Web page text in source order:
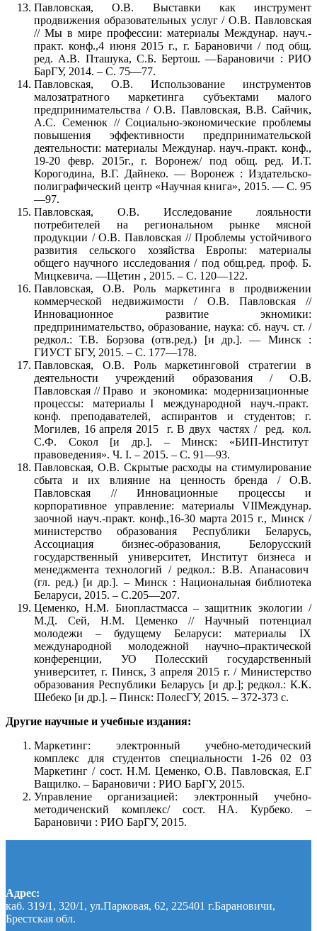
Павловская, О.В. Выставки как инструмент
продвижения образовательных услуг / О.В. Павловская
// Мы в мире профессии: материалы Междунар. науч.-
практ. конф.,4 июня 2015 г., г. Барановичи / под общ.
ред. А.В. Пташука, С.Б. Бертош. —Барановичи : РИО
БарГУ, 2014. – С. 75—77.
Павловская, О.В. Использование инструментов
малозатратного маркетинга субъектами малого
предпринимательства / О.В. Павловская, В.В. Сайчик,
А.С. Семенюк // Социально-экономические проблемы
повышения эффективности предпринимательской
деятельности: материалы Междунар. науч.-практ. конф.,
19-20 февр. 2015г., г. Воронеж/ под общ. ред. И.Т.
Корогодина, В.Г. Дайнеко. — Воронеж : Издательско-
полиграфический центр «Научная книга», 2015. — С. 95
—97.
Павловская, О.В. Исследование лояльности
потребителей на региональном рынке мясной
продукции / О.В. Павловская // Проблемы устойчивого
развития сельского хозяйства Европы: материалы
общего научного исследования / под общ.ред. проф. Б.
Мицкевича. —Щетин , 2015. – С. 120—122.
Павловская, О.В. Роль маркетинга в продвижении
коммерческой недвижимости / О.В. Павловская //
Инновационное развитие экномики:
предпринимательство, образование, наука: сб. науч. ст. /
редкол.: Т.В. Борзова (отв.ред.) [и др.]. — Минск :
ГИУСТ БГУ, 2015. – С. 177—178.
Павловская, О.В. Роль маркетинговой стратегии в
деятельности учреждений образования / О.В.
Павловская // Право и экономика: модернизационные
процессы: материалы I международной науч.-практ.
конф. преподавателей, аспирантов и студентов; г.
Могилев, 16 апреля 2015 г. В двух частях / ред. кол.
С.Ф. Сокол [и др.]. – Минск: «БИП-Институт
правоведения». Ч. I. – 2015. – С. 91—93.
Павловская, О.В. Скрытые расходы на стимулирование
сбыта и их влияние на ценность бренда / О.В.
Павловская // Инновационные процессы и
корпоративное управление: материалы VIIМеждунар.
заочной науч.-практ. конф.,16-30 марта 2015 г., Минск /
министерство образования Республики Беларусь,
Ассоциация бизнес-образования, Белорусский
государственный университет, Институт бизнеса и
менеджмента технологий / редкол.: В.В. Апанасович
(гл. ред.) [и др.]. – Минск : Национальная библиотека
Беларуси, 2015. – С.205—207.
Цеменко, Н.М. Биопластмасса – защитник экологии /
М.Д. Сей, Н.М. Цеменко // Научный потенциал
молодежи – будущему Беларуси: материалы IX
международной молодежной научно–практической
конференции, УО Полесский государственный
университет, г. Пинск, 3 апреля 2015 г. / Министерство
образования Республики Беларусь [и др.]; редкол.: К.К.
Шебеко [и др.]. – Пинск: ПолесГУ, 2015. – 372-373 с.
Другие научные и учебные издания:
Маркетинг: электронный учебно-методический
комплекс для студентов специальности 1-26 02 03
Маркетинг / сост. Н.М. Цеменко, О.В. Павловская, Е.Г
Ващилко. – Барановичи : РИО БарГУ, 2015.
Управление организацией: электронный учебно-
методиченский комплекс/ сост. НА. Курбеко. –
Барановичи : РИО БарГУ, 2015.
Адрес:
каб. 319/1, 320/1, ул.Парковая, 62, 225401 г.Барановичи,
Брестская обл.